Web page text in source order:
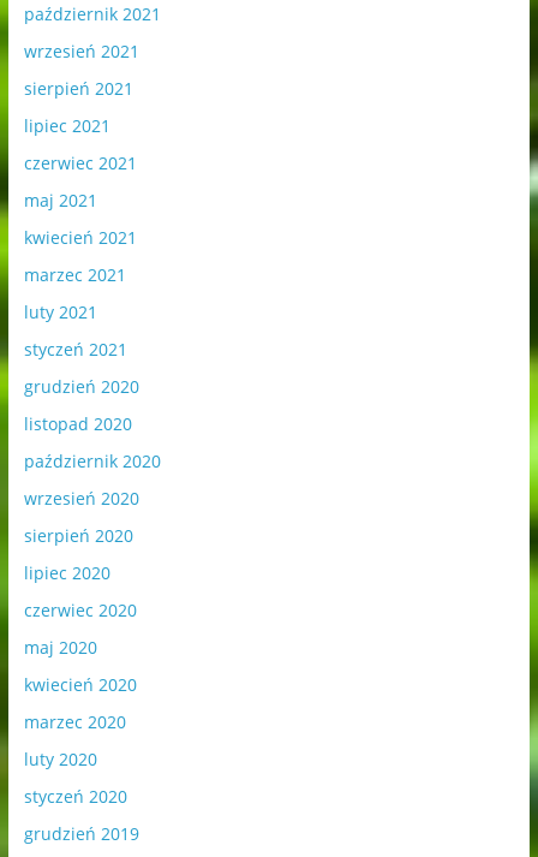
październik 2021
wrzesień 2021
sierpień 2021
lipiec 2021
czerwiec 2021
maj 2021
kwiecień 2021
marzec 2021
luty 2021
styczeń 2021
grudzień 2020
listopad 2020
październik 2020
wrzesień 2020
sierpień 2020
lipiec 2020
czerwiec 2020
maj 2020
kwiecień 2020
marzec 2020
luty 2020
styczeń 2020
grudzień 2019